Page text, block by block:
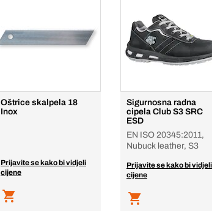
Oštrice skalpela 18
Inox
Prijavite se kako bi vidjeli
cijene
Sigurnosna radna
cipela Club S3 SRC
ESD
EN ISO 20345:2011,
Nubuck leather, S3
Prijavite se kako bi vidjeli
cijene